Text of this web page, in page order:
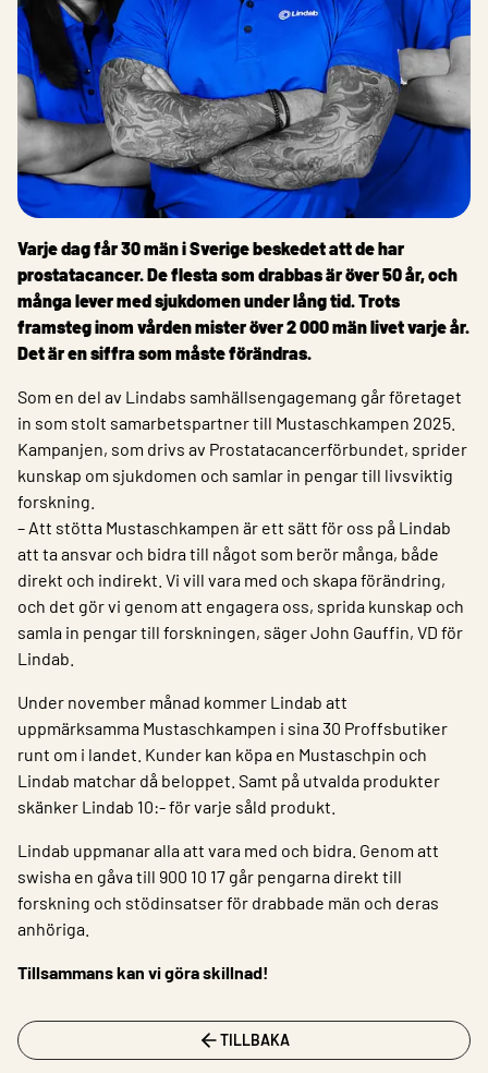
Varje dag får 30 män i Sverige beskedet att de har
prostatacancer. De flesta som drabbas är över 50 år, och
många lever med sjukdomen under lång tid. Trots
framsteg inom vården mister över 2 000 män livet varje år.
Det är en siffra som måste förändras.
Som en del av Lindabs samhällsengagemang går företaget
in som stolt samarbetspartner till Mustaschkampen 2025.
Kampanjen, som drivs av Prostatacancerförbundet, sprider
kunskap om sjukdomen och samlar in pengar till livsviktig
forskning.
– Att stötta Mustaschkampen är ett sätt för oss på Lindab
att ta ansvar och bidra till något som berör många, både
direkt och indirekt. Vi vill vara med och skapa förändring,
och det gör vi genom att engagera oss, sprida kunskap och
samla in pengar till forskningen, säger John Gauffin, VD för
Lindab.
Under november månad kommer Lindab att
uppmärksamma Mustaschkampen i sina 30 Proffsbutiker
runt om i landet. Kunder kan köpa en Mustaschpin och
Lindab matchar då beloppet. Samt på utvalda produkter
skänker Lindab 10:- för varje såld produkt.
Lindab uppmanar alla att vara med och bidra. Genom att
swisha en gåva till 900 10 17 går pengarna direkt till
forskning och stödinsatser för drabbade män och deras
anhöriga.
Tillsammans kan vi göra skillnad!
TILLBAKA